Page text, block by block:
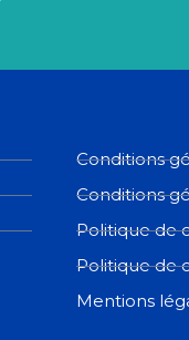
Conditions
Conditions
Politique de
Politique de
Mentions